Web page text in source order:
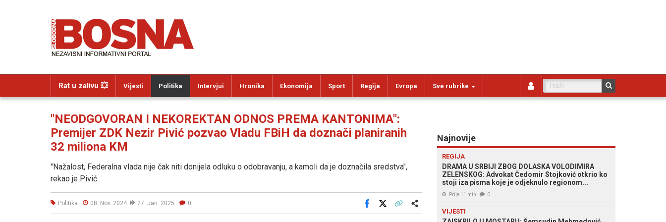
Rat u zalivu 💥 Vijesti Politika Intervjui Hronika Ekonomija Sport Regija Evropa Sve rubrike
"NEODGOVORAN I NEKOREKTAN ODNOS PREMA KANTONIMA":
Premijer ZDK Nezir Pivić pozvao Vladu FBiH da doznači planiranih
32 miliona KM
"Nažalost, Federalna vlada nije čak niti donijela odluku o odobravanju, a kamoli da je doznačila sredstva",
rekao je Pivić
Politika 08. Nov. 2024 27. Jan. 2025 0
Facebook
Najnovije
REGIJA
DRAMA U SRBIJI ZBOG DOLASKA VOLODIMIRA
ZELENSKOG: Advokat Čedomir Stojković otkrio ko
stoji iza pisma koje je odjeknulo regionom...
Prije 11 min 0
VIJESTI